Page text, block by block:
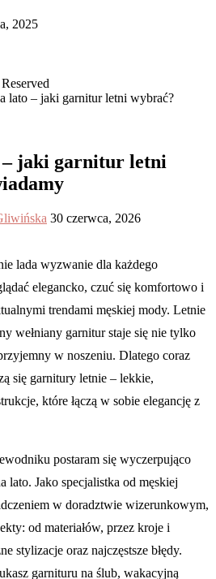
2025
lato – jaki garnitur letni wybrać?
jaki garnitur letni
30 czerwca, 2026
lada wyzwanie dla każdego
elegancko, czuć się komfortowo i
trendami męskiej mody. Letnie
wełniany garnitur staje się nie tylko
w noszeniu. Dlatego coraz
się garnitury letnie – lekkie,
które łączą w sobie elegancję z
postaram się wyczerpująco
lato. Jako specjalistka od męskiej
w doradztwie wizerunkowym,
od materiałów, przez kroje i
stylizacje oraz najczęstsze błędy.
garnituru na ślub, wakacyjną